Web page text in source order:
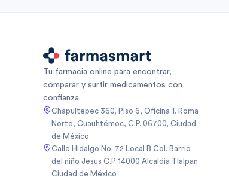
Tu farmacia online para encontrar,
comparar y surtir medicamentos con
confianza.
Chapultepec 360, Piso 6, Oficina 1. Roma
Norte, Cuauhtémoc, C.P. 06700, Ciudad
de México.
Calle Hidalgo No. 72 Local B Col. Barrio
del niño Jesus C.P 14000 Alcaldia Tlalpan
Ciudad de México